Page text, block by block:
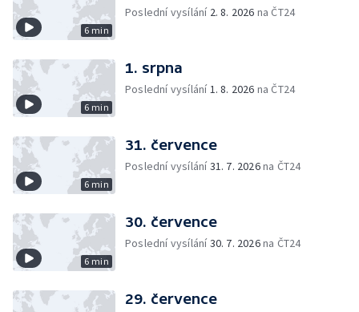
6 min
Poslední vysílání 2. 8. 2026 na ČT24
6 min
1. srpna
Poslední vysílání1. 8. 2026 na ČT24
6 min
31. července
Poslední vysílání31. 7. 2026na ČT24
6 min
30. července
Poslední vysílání30. 7. 2026na ČT24
29. července